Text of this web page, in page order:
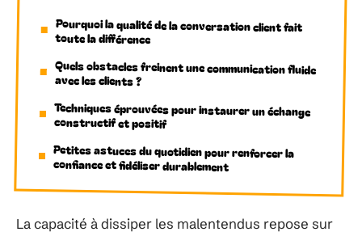
Pourquoi la qualité de la conversation client fait
toute la différence
Quels obstacles freinent une communication fluide
avec les clients ?
Techniques éprouvées pour instaurer un échange
constructif et positif
Petites astuces du quotidien pour renforcer la
confiance et fidéliser durablement
La capacité à dissiper les malentendus repose sur